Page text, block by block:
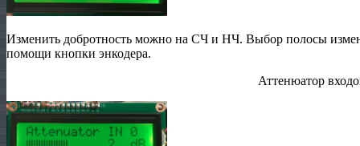
Изменить добротность можно на СЧ и НЧ. Выбор полосы
помощи кнопки энкодера.
Аттенюатор